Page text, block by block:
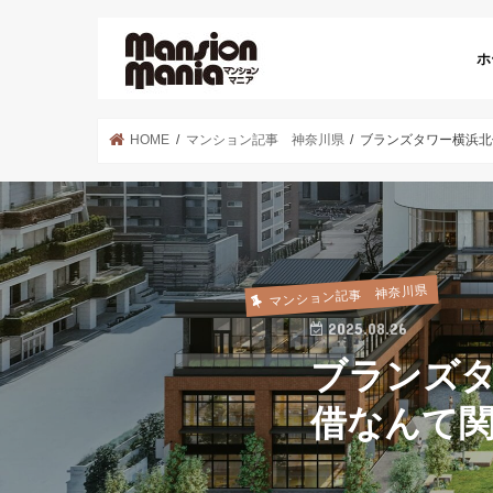
HOME マンション記事 神奈川県 ブランズタワー横浜
マンション記事 神奈川県
2025.08.26
ブランズ
借なんて